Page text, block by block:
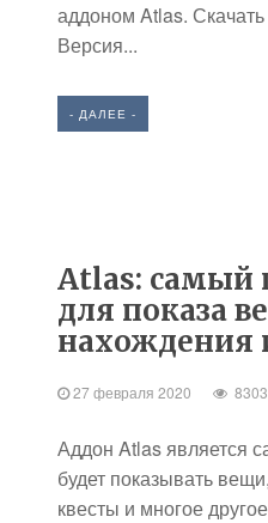
аддоном Atlas.
Версия...
- ДАЛЕЕ -
Atlas: самый
для показа
нахождения
27 февраля 2020
Аддон Atlas является
будет показывать
квесты и многое